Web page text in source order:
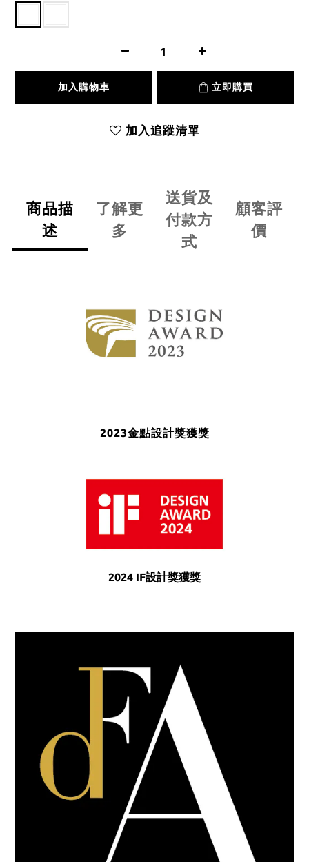
加入購物車 立即購買
加入追蹤清單
商品描
述
了解更
多
送貨及
付款方
式
顧客評
價
2023金點設計獎獲獎
2024 IF設計獎獲獎